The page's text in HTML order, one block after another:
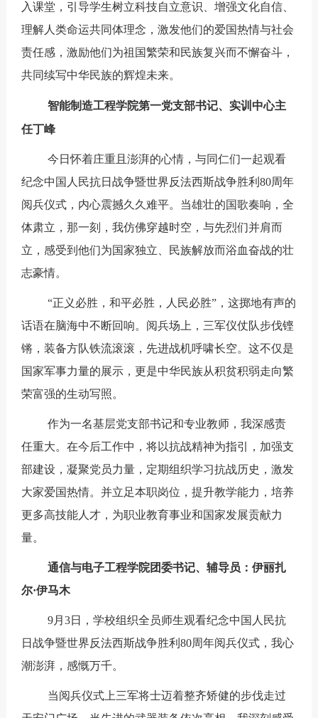
入课堂，引导学生树立科技自立意识、增强文化自信、
理解人类命运共同体理念，激发他们的爱国热情与社会
责任感，激励他们为祖国繁荣和民族复兴而不懈奋斗，
共同续写中华民族的辉煌未来。
智能制造工程学院第一党支部书记、实训中心主
任丁峰
今日怀着庄重且澎湃的心情，与同仁们一起观看
纪念中国人民抗日战争暨世界反法西斯战争胜利80周年
阅兵仪式，内心震撼久久难平。当雄壮的国歌奏响，全
体肃立，那一刻，我仿佛穿越时空，与先烈们并肩而
立，感受到他们为国家独立、民族解放而浴血奋战的壮
志豪情。
“正义必胜，和平必胜，人民必胜”，这掷地有声的
话语在脑海中不断回响。阅兵场上，三军仪仗队步伐铿
锵，装备方队铁流滚滚，先进战机呼啸长空。这不仅是
国家军事力量的展示，更是中华民族从积贫积弱走向繁
荣富强的生动写照。
作为一名基层党支部书记和专业教师，我深感责
任重大。在今后工作中，将以抗战精神为指引，加强支
部建设，凝聚党员力量，定期组织学习抗战历史，激发
大家爱国热情。并立足本职岗位，提升教学能力，培养
更多高技能人才，为职业教育事业和国家发展贡献力
量。
通信与电子工程学院团委书记、辅导员：伊丽扎
尔·伊马木
9月3日，学校组织全员师生观看纪念中国人民抗
日战争暨世界反法西斯战争胜利80周年阅兵仪式，我心
潮澎湃，感慨万千。
当阅兵仪式上三军将士迈着整齐矫健的步伐走过